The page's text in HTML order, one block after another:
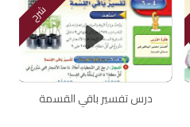
شرح
درس تفسير باقي القسمة